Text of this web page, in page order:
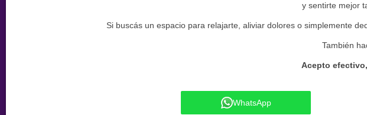
y sentirte mejor
Si buscás un espacio para relajarte, aliviar dolores o simplemente
También
Acepto
WhatsApp